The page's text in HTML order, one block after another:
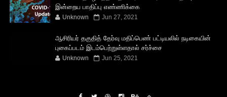
இன்றைய பாதிப்பு எண்ணிக்கை
Unknown Jun 27, 2021
ஆசிரியர் தகுதித் தேர்வு மதிப்பெண் பட்டியலில் நடிகையின்
புகைப்படம் இடம்பெற்றுள்ளதால் சர்ச்சை
Unknown Jun 25, 2021